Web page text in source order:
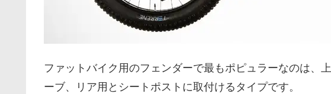
ファットバイク用のフェンダーで最もポピュラーなのは、
ーブ、リア用とシートポストに取付けるタイプです。